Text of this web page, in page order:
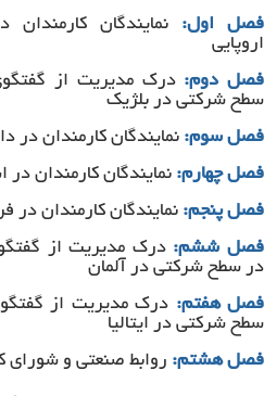
فصل اول: نمایندگان کارمندان
اروپایی
فصل دوم: درک مدیریت از
سطح شرکتی در بلژیک
فصل سوم: نمایندگان کارمندان در
فصل چهارم: نمایندگان کارمندان در
فصل پنجم: نمایندگان کارمندان در
فصل ششم: درک مدیریت از
در سطح شرکتی در آلمان
فصل هفتم: درک مدیریت از
سطح شرکتی در ایتالیا
فصل هشتم: روابط صنعتی و شورای